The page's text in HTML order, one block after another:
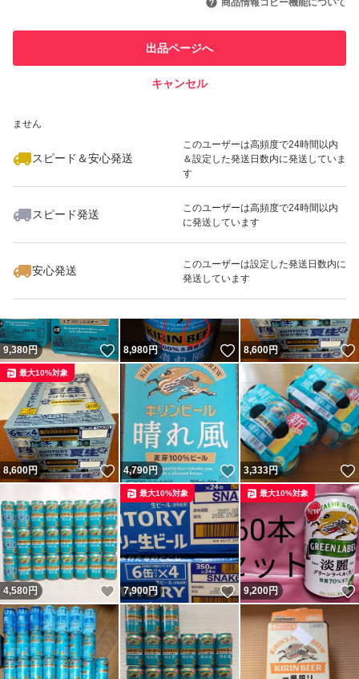
での取引実績があります
ません
スピード＆安心発送
このユーザーは高頻度で24時間以内
＆設定した発送日数内に発送していま
す
スピード発送
このユーザーは高頻度で24時間以内
に発送しています
安心発送
このユーザーは設定した発送日数内に
発送しています
商品情報コピー機能について
出品ページへ
キャンセル
いいね！
4,900
9,380円 いいね！
8,980円 いいね！
8,600円
8,600円 いいね！
最大10%対象
4,790円 いいね！
3,333円
4,580円 いいね！
7,900円 いいね！
最大10%対象
9,200円
最大10%対象